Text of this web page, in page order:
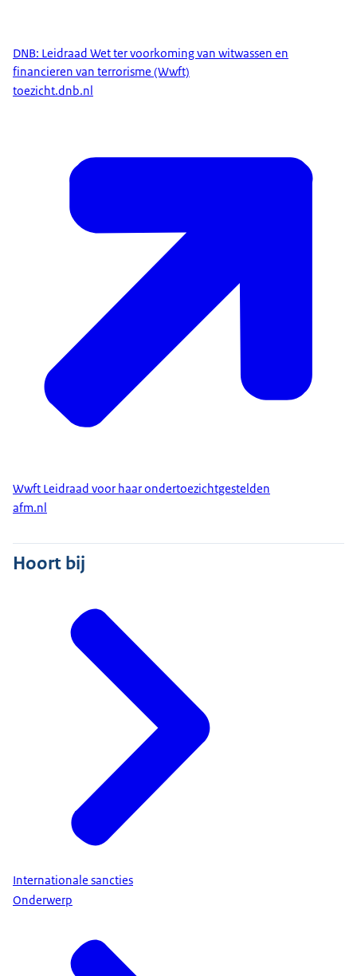
DNB: Leidraad Wet ter voorkoming van witwassen en
financieren van terrorisme (Wwft)
toezicht.dnb.nl
Wwft Leidraad voor haar ondertoezichtgestelden
afm.nl
Hoort bij
Internationale sancties
Onderwerp